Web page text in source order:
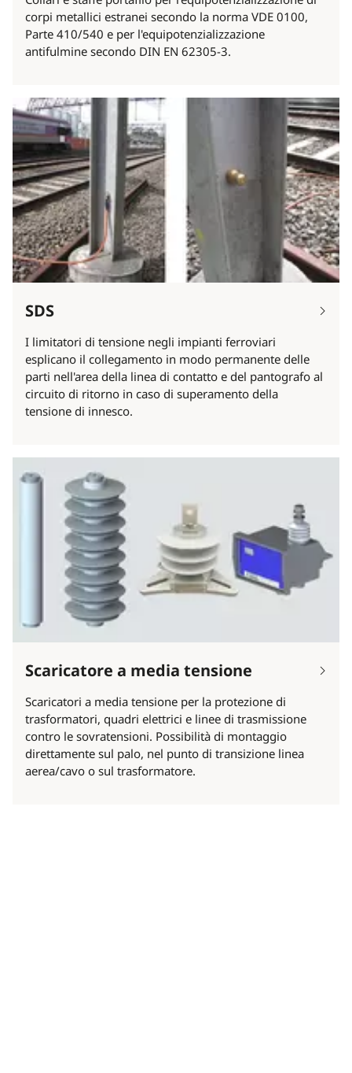
corpi metallici estranei secondo la norma VDE 0100,
Parte 410/540 e per l'equipotenzializzazione
antifulmine secondo DIN EN 62305-3.
SDS
I limitatori di tensione negli impianti ferroviari
esplicano il collegamento in modo permanente delle
parti nell'area della linea di contatto e del pantografo al
circuito di ritorno in caso di superamento della
tensione di innesco.
Scaricatore a media tensione
Scaricatori a media tensione per la protezione di
trasformatori, quadri elettrici e linee di trasmissione
contro le sovratensioni. Possibilità di montaggio
direttamente sul palo, nel punto di transizione linea
aerea/cavo o sul trasformatore.